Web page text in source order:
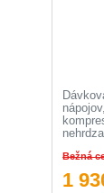
Bežná
1